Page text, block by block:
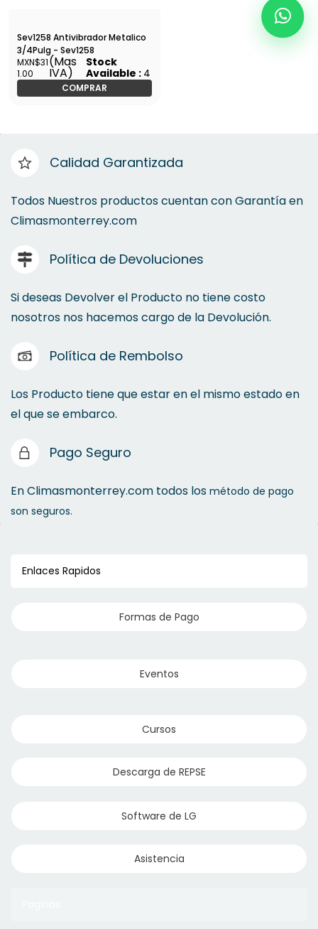
Sev1258 Antivibrador Metalico
3/4Pulg - Sev1258
MXN$31
1.00
(Mas
IVA)
Stock
Available : 4
COMPRAR
Calidad Garantizada
Todos Nuestros productos cuentan con Garantía en
Climasmonterrey.com
Política de Devoluciones
Si deseas Devolver el Producto no tiene costo
nosotros nos hacemos cargo de la Devolución.
Política de Rembolso
Los Producto tiene que estar en el mismo estado en
el que se embarco.
Pago Seguro
En Climasmonterrey.com todos los método de pago
son seguros.
Enlaces Rapidos
Formas de Pago
Eventos
Cursos
Descarga de REPSE
Software de LG
Asistencia